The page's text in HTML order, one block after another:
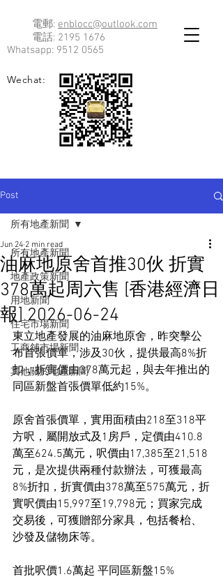
電郵: enblocc@outlook.com
電話: 2195 1676
Whatsapp: 9512 0565
Wechat:
Post
所有地產新聞
地產政策新聞
用地新聞
住宅市場新聞
工商舖市場新聞
其他關於地產新聞
所有地產新聞
油麻地原舍首推30伙 折實
378萬起周六售 [香港經濟日
報] 2026-06-24
Jun 24 2 min read
東立地產發展的油麻地原舍，昨突擊公
布首張價單，涉及30伙，提供最高8%折
扣，折實價由378萬元起，與去年推出的
同區新盤首張價單低約15%。
原舍首張價單，實用面積由218至318平
方呎，屬開放式及1房戶，定價由410.8
萬至624.5萬元，呎價由17,385至21,518
元，是次提供兩種付款辦法，可獲最高
8%折扣，折實價由378萬至575萬元，折
實呎價由15,997至19,798元；買家完成
交易後，可獲贈部分家具，包括餐枱、
沙發及儲物床等。
首批呎價1.6萬起 平同區新盤15%